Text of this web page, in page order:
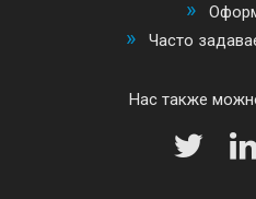
Часто
Нас также